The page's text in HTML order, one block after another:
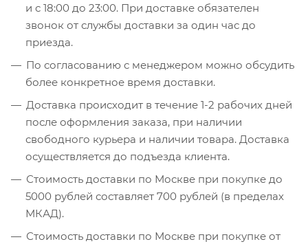
и с 18:00 до 23:00. При доставке обязателен
звонок от службы доставки за один час до
приезда.
По согласованию с менеджером можно обсудить
более конкретное время доставки.
Доставка происходит в течение 1-2 рабочих дней
после оформления заказа, при наличии
свободного курьера и наличии товара. Доставка
осуществляется до подъезда клиента.
Стоимость доставки по Москве при покупке до
5000 рублей составляет 700 рублей (в пределах
МКАД).
Стоимость доставки по Москве при покупке от